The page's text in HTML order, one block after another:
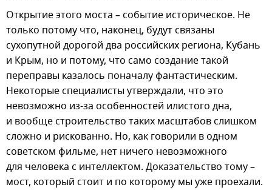
Открытие этого моста – событие историческое. Не
только потому что, наконец, будут связаны
сухопутной дорогой два российских региона, Кубань
и Крым, но и потому, что само создание такой
переправы казалось поначалу фантастическим.
Некоторые специалисты утверждали, что это
невозможно из-за особенностей илистого дна,
и вообще строительство таких масштабов слишком
сложно и рискованно. Но, как говорили в одном
советском фильме, нет ничего невозможного
для человека с интеллектом. Доказательство тому –
мост, который стоит и по которому мы уже проехали.